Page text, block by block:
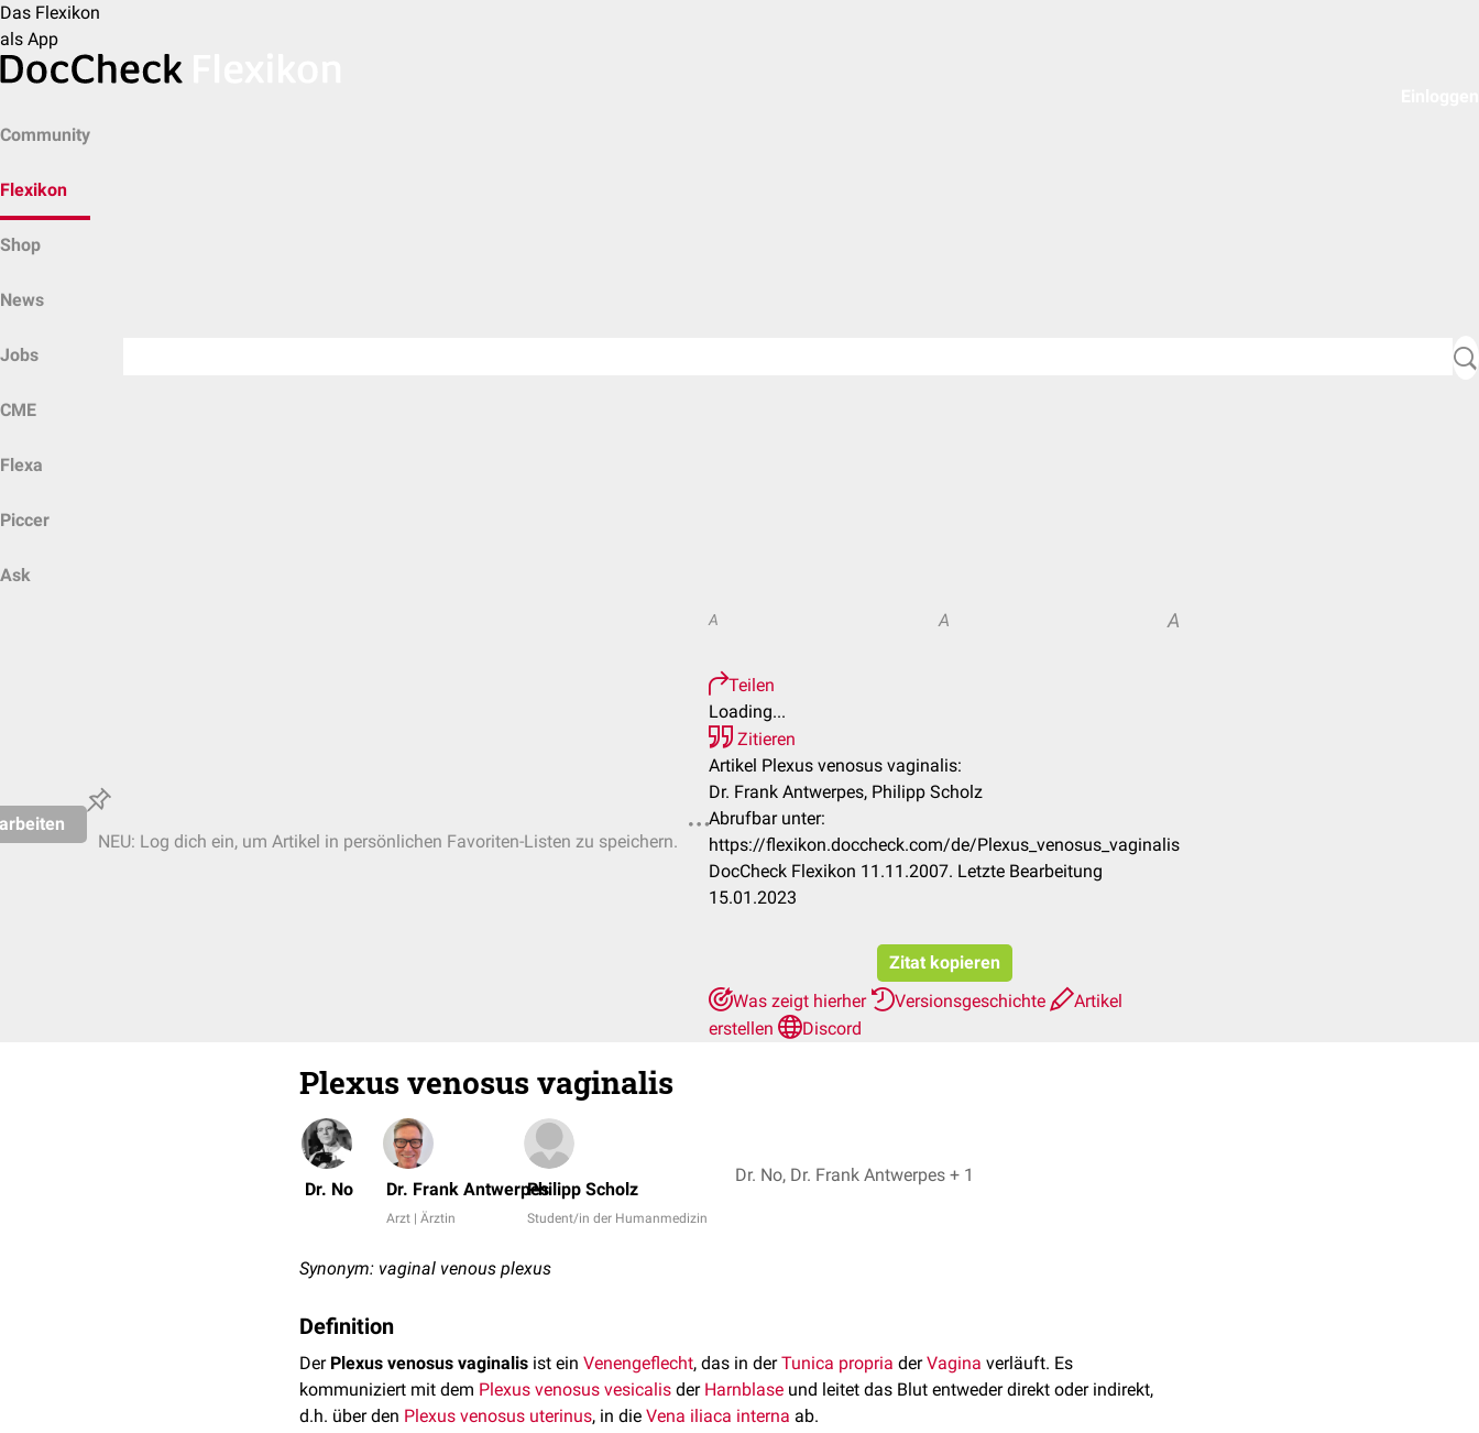
Das Flexikon
als App
Community
Flexikon
Shop
News
Jobs
CME
Flexa
Piccer
Ask
NEU: Log dich ein, um Artikel in persönlichen Favoriten-Listen zu speichern.
A A A
Teilen
Loading...
Zitieren
Artikel Plexus venosus vaginalis:
Dr. Frank Antwerpes, Philipp Scholz
Abrufbar unter:
https://flexikon.doccheck.com/de/Plexus_venosus_vaginalis
DocCheck Flexikon 11.11.2007. Letzte Bearbeitung
15.01.2023
Zitat kopieren
Was zeigt hierher
Versionsgeschichte
Artikel
erstellen
Discord
Plexus venosus vaginalis
Dr. No Dr. Frank Antwerpes
Arzt | Ärztin
Philipp Scholz
Student/in der Humanmedizin
Dr. No, Dr. Frank Antwerpes + 1
Synonym: vaginal venous plexus
Definition
Der Plexus venosus vaginalis ist ein Venengeflecht, das in derTunica propria derVagina verläuft. Es
kommuniziert mit dem Plexus venosus vesicalis der Harnblase und leitet das Blut entweder direkt oder indirekt,
d.h. über den Plexus venosus uterinus, in die Vena iliaca interna ab.